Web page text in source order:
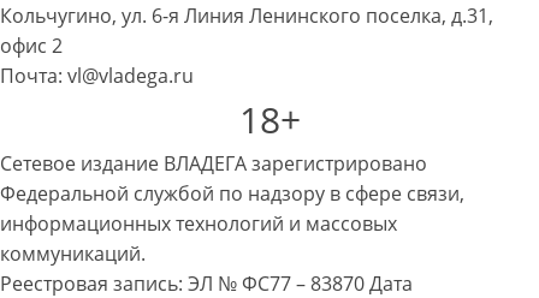
Кольчугино, ул. 6-я Линия Ленинского поселка, д.31,
офис 2
Почта: vl@vladega.ru
18+
Сетевое издание ВЛАДЕГА зарегистрировано
Федеральной службой по надзору в сфере связи,
информационных технологий и массовых
коммуникаций.
Реестровая запись: ЭЛ № ФС77 – 83870 Дата